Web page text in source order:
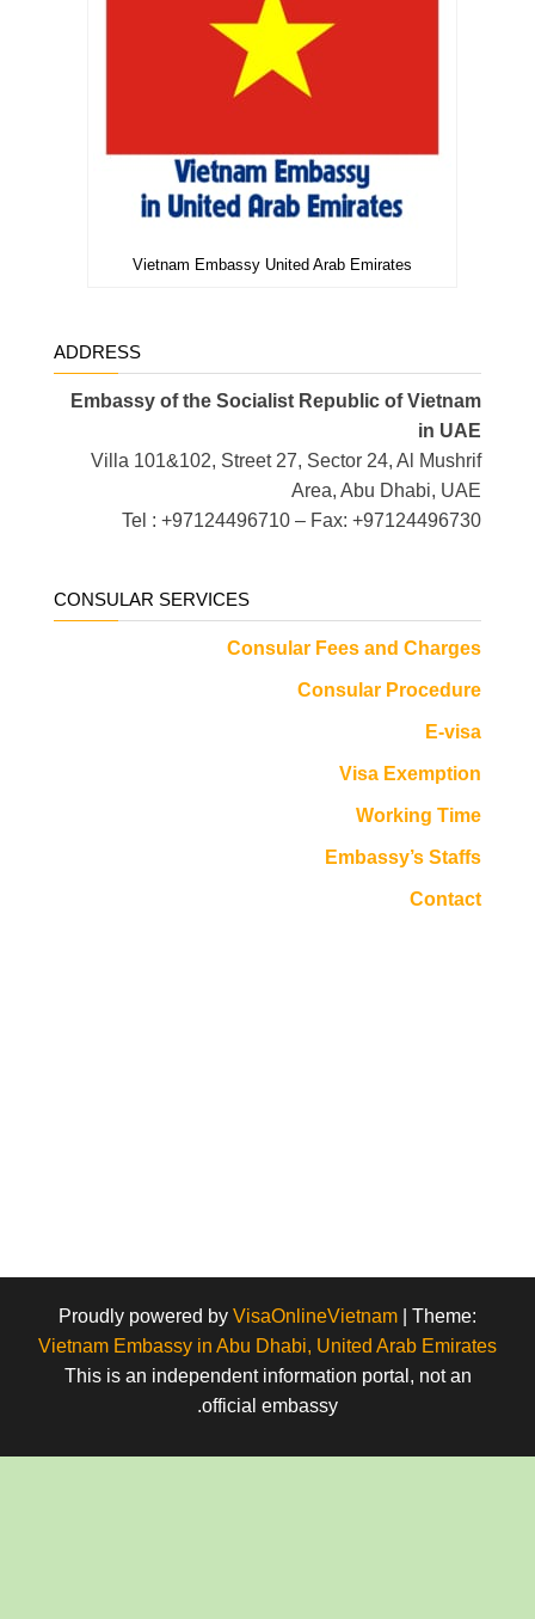
Vietnam Embassy United Arab Emirates
ADDRESS
Embassy of the Socialist Republic of Vietnam
in UAE
Villa 101&102, Street 27, Sector 24, Al Mushrif
Area, Abu Dhabi, UAE
Tel : +97124496710 – Fax: +97124496730
CONSULAR SERVICES
Consular Fees and Charges
Consular Procedure
E-visa
Visa Exemption
Working Time
Embassy’s Staffs
Contact
Proudly powered by VisaOnlineVietnam
Theme:
Vietnam Embassy in Abu Dhabi, United Arab Emirates
This is an independent information portal, not an
official embassy.